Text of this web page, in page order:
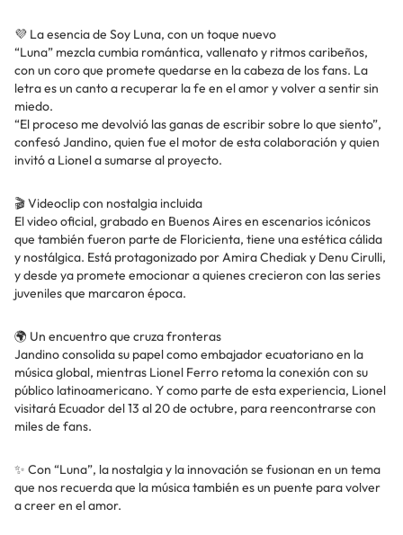
💜 La esencia de Soy Luna, con un toque nuevo
“Luna” mezcla cumbia romántica, vallenato y ritmos caribeños,
con un coro que promete quedarse en la cabeza de los fans. La
letra es un canto a recuperar la fe en el amor y volver a sentir sin
miedo.
“El proceso me devolvió las ganas de escribir sobre lo que siento”,
confesó Jandino, quien fue el motor de esta colaboración y quien
invitó a Lionel a sumarse al proyecto.
🎬 Videoclip con nostalgia incluida
El video oficial, grabado en Buenos Aires en escenarios icónicos
que también fueron parte de Floricienta, tiene una estética cálida
y nostálgica. Está protagonizado por Amira Chediak y Denu Cirulli,
y desde ya promete emocionar a quienes crecieron con las series
juveniles que marcaron época.
🌍 Un encuentro que cruza fronteras
Jandino consolida su papel como embajador ecuatoriano en la
música global, mientras Lionel Ferro retoma la conexión con su
público latinoamericano. Y como parte de esta experiencia, Lionel
visitará Ecuador del 13 al 20 de octubre, para reencontrarse con
miles de fans.
✨ Con “Luna”, la nostalgia y la innovación se fusionan en un tema
que nos recuerda que la música también es un puente para volver
a creer en el amor.